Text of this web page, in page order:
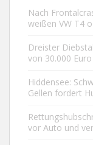
Nach
weißen VW T4
Dreister
von 30.000
Hiddensee:
Gellen fordert
vor Auto und